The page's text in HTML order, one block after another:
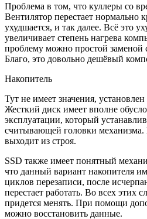
Проблема в том, что куллеры со
Вентилятор перестает нормально
ухудшается, и так далее. Всё это
увеличивает степень нагрева
проблему можно простой заменой
Благо, это довольно дешёвый
Накопитель
Тут не имеет значения,
Жесткий диск имеет вполне
эксплуатации, который
считывающей головки механизма.
выходит из строя.
SSD также имеет понятный
что данный вариант накопителя
циклов перезаписи, после
перестает работать. Во всех этих
придется менять. При помощи
можно восстановить данные.